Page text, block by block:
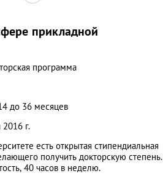
прикладной
программа
до 36 месяцев
2016 г.
есть открытая стипендиальная
получить докторскую степень.
40 часов в неделю.